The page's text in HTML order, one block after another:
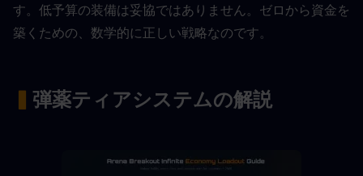
す。低予算の装備は妥協ではありません。ゼロから資金を
築くための、数学的に正しい戦略なのです。
▍ 弾薬ティアシステムの解説